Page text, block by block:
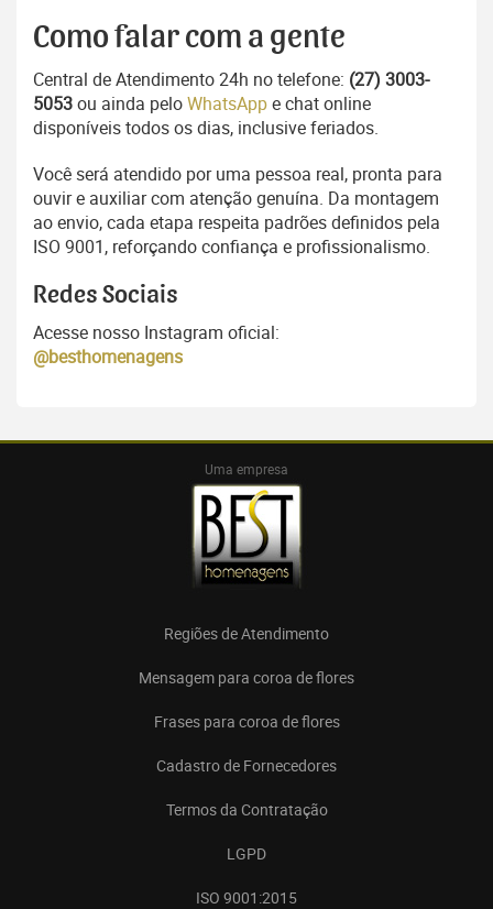
Como falar com a gente
Central de Atendimento 24h no telefone: (27) 3003-
5053ou ainda peloWhatsAppe chat online
disponíveis todos os dias, inclusive feriados.
Você será atendido por uma pessoa real, pronta para
ouvir e auxiliar com atenção genuína. Da montagem
ao envio, cada etapa respeita padrões definidos pela
ISO 9001, reforçando confiança e profissionalismo.
Redes Sociais
Acesse nosso Instagram oficial:
@besthomenagens
Uma empresa
Regiões de Atendimento
Mensagem para coroa de flores
Frases para coroa de flores
Cadastro de Fornecedores
Termos da Contratação
LGPD
ISO 9001:2015